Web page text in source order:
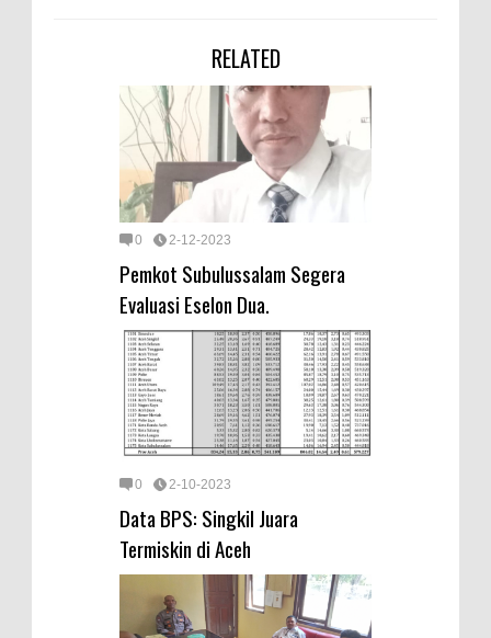
RELATED
0 2-12-2023
Pemkot Subulussalam Segera
Evaluasi Eselon Dua.
0 2-10-2023
Data BPS: Singkil Juara
Termiskin di Aceh